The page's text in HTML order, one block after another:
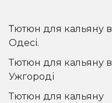
Тютюн для кальяну в
Одесі.
Тютюн для кальяну в
Ужгороді
Тютюн для кальяну